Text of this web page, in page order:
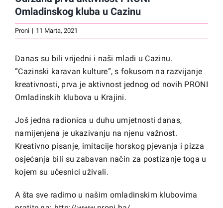
Omladinskog kluba u Cazinu
Proni | 11 Marta, 2021
Danas su bili vrijedni i naši mladi u Cazinu.
”Cazinski karavan kulture”, s fokusom na razvijanje
kreativnosti, prva je aktivnost jednog od novih PRONI
Omladinskih klubova u Krajini.
Još jedna radionica u duhu umjetnosti danas,
namijenjena je ukazivanju na njenu važnost.
Kreativno pisanje, imitacije horskog pjevanja i pizza
osjećanja bili su zabavan način za postizanje toga u
kojem su učesnici uživali.
A šta sve radimo u našim omladinskim klubovima